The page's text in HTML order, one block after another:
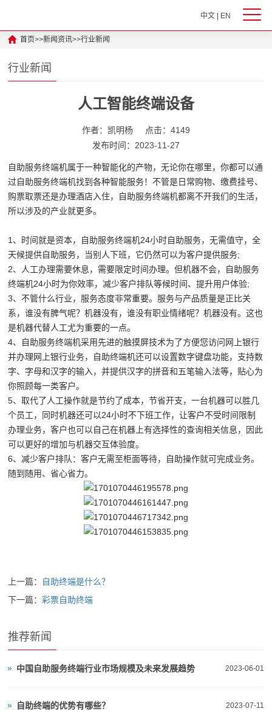
中文| EN
首页>>新闻资讯>>行业新闻
行业新闻
人工智能终端设备
作者：凯明杨
点击：4149
发布时间：2023-11-27
自助服务终端机属于一种智能化的产物，无论你在哪里，你都可以通
过自助服务终端机找到各种智能服务！不管是日常购物、缴费挂号、
购票取票还是办理酒店入住，自助服务终端机都离不开我们的生活，
所以涉及的产业就更多。
1、时间就是资本，自助服务终端机24小时自助服务，无需值守，全
天候提供自助服务，当别人下班，它仍然可以为客户提供服务;
2、人工办理需要休息，需要限定时间办理。但机器不会，自助服务
终端机24小时为你效率，减少客户排队等候时间、提升用户体验;
3、不管什么行业，服务态度非常重要。服务与产品质量是正比关
系，谁没有脾气呢？机器没有，谁没有职业情绪呢？机器没有。这也
是机器代替人工尤为重要的一点。
4、自助服务终端机采用先进的触摸屏技术为了方便您访问网上银行
并办理网上银行业务，自助终端机还可以设置数字键盘功能，支持数
字、字母和汉字的输入，并提供汉字的拼音和五笔输入法等，贴心为
你照顾每一类客户。
5、取代了人工操作就是节约了成本，节省开支，一台机器可以胜几
个员工，同时机器还可以24小时不下班工作，让客户不受时间限制
办理业务，客户也可以自己在机器上有选择性的查询相关信息，因此
可以更好的增加与机器交互体验度。
6、减少客户排队：客户无需至柜面等待，自助操作就可完成业务。
随到随用、省心省力。
上一篇： 自助终端是什么？
下一篇：彩票自助终端
推荐新闻
2023-06-01
中国自助服务终端行业市场规模及未来发展趋势
2023-07-11
自助终端的优势有哪些？